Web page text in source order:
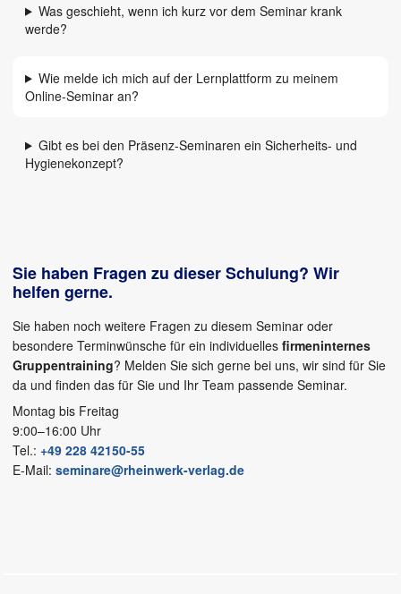
Was geschieht, wenn ich kurz vor dem Seminar krank
werde?
Wie melde ich mich auf der Lernplattform zu meinem
Online-Seminar an?
Gibt es bei den Präsenz-Seminaren ein Sicherheits- und
Hygienekonzept?
Sie haben Fragen zu dieser Schulung? Wir
helfen gerne.
Sie haben noch weitere Fragen zu diesem Seminar oder
besondere Terminwünsche für ein individuelles firmeninternes
Gruppentraining? Melden Sie sich gerne bei uns, wir sind für Sie
da und finden das für Sie und Ihr Team passende Seminar.
Montag bis Freitag
9:00–16:00 Uhr
Tel.: +49 228 42150-55
E-Mail: seminare@rheinwerk-verlag.de